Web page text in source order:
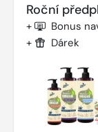
Roční
+ Bonus
+ Dárek